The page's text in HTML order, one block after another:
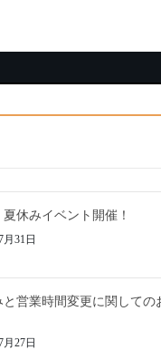
夏休みイベント開催！
月31日
と営業時間変更に関しての
月27日